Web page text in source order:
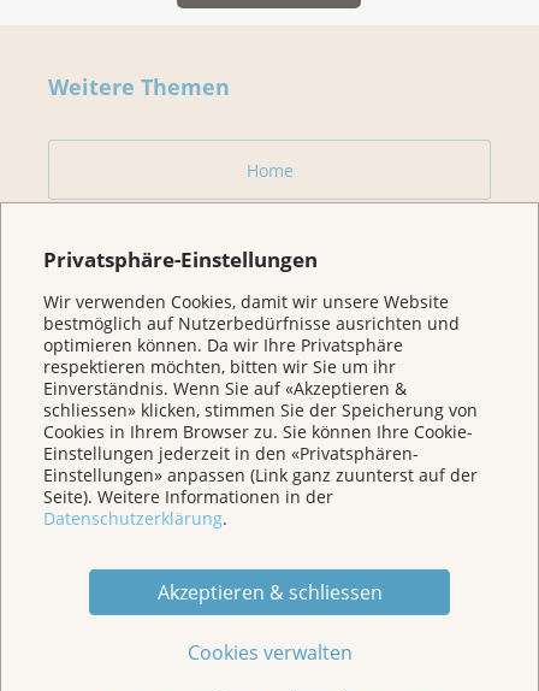
Privatsphäre-Einstellungen
Wir verwenden Cookies, damit wir unsere Website
bestmöglich auf Nutzerbedürfnisse ausrichten und
optimieren können. Da wir Ihre Privatsphäre
respektieren möchten, bitten wir Sie um ihr
Einverständnis. Wenn Sie auf «Akzeptieren &
schliessen» klicken, stimmen Sie der Speicherung von
Cookies in Ihrem Browser zu. Sie können Ihre Cookie-
Einstellungen jederzeit in den «Privatsphären-
Einstellungen» anpassen (Link ganz zuunterst auf der
Seite). Weitere Informationen in der
Datenschutzerklärung.
Akzeptieren & schliessen
Cookies verwalten
Weitere Themen
Home
Prävention
Veranstaltungen/ Podcasts/Links
Für Medien
Spenden